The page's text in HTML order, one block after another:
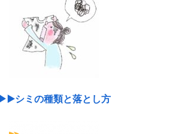
▶︎▶️シミの種類と落とし方